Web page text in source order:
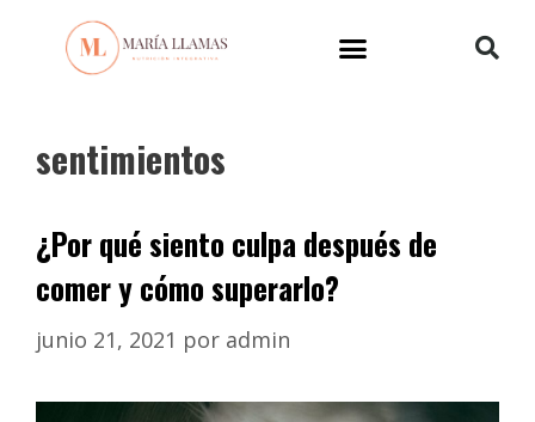
sentimientos
¿Por qué siento culpa después de
comer y cómo superarlo?
junio 21, 2021 por admin